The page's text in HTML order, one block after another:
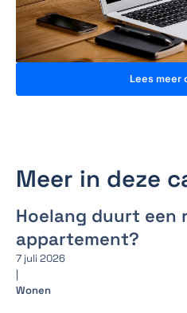
Lees meer
Meer in deze
Hoelang duurt een
appartement?
7 juli 2026
|
Wonen